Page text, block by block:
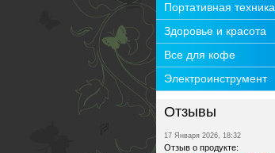
Портативная техника
Здоровье и красота
Все для кофе
Электроинструмент
Отзывы
17 Января 2026, 18:32
Отзыв о продукте: